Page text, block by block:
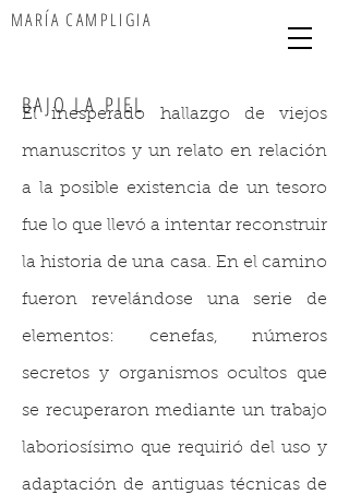
MARÍA CAMPLIGIA
BAJO LA PIEL
El inesperado hallazgo de viejos
manuscritos y un relato en relación
a la posible existencia de un tesoro
fue lo que llevó a intentar reconstruir
la historia de una casa. En el camino
fueron revelándose una serie de
elementos: cenefas, números
secretos y organismos ocultos que
se recuperaron mediante un trabajo
laboriosísimo que requirió del uso y
adaptación de antiguas técnicas de